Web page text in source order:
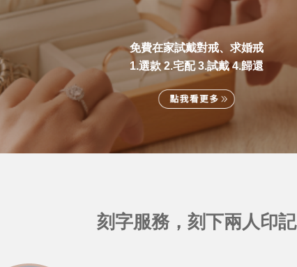
免費在家試戴對戒、求婚戒
1.選款 2.宅配 3.試戴 4.歸還
刻字服務，刻下兩人印記